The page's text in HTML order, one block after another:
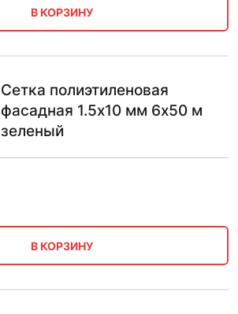
В КОРЗИНУ
Сетка полиэтиленовая
фасадная 1.5х10 мм 6х50 м
зеленый
В КОРЗИНУ